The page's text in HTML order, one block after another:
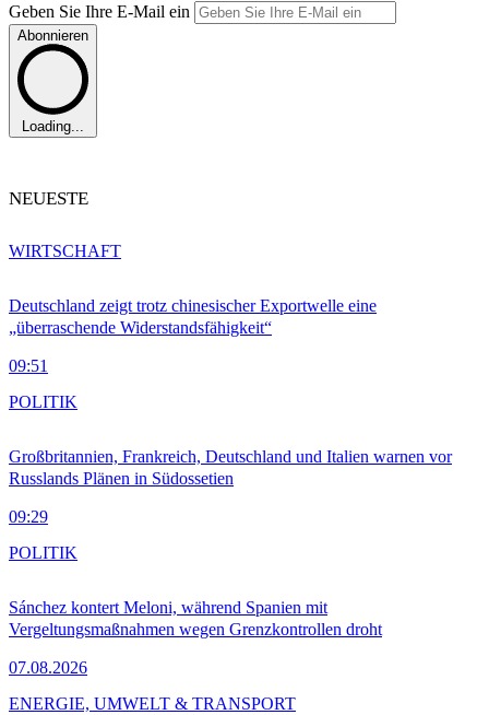
Geben Sie Ihre E-Mail ein
Abonnieren
Loading...
NEUESTE
Deutschland zeigt trotz chinesischer Exportwelle eine
„überraschende Widerstandsfähigkeit“
09:51
WIRTSCHAFT
Großbritannien, Frankreich, Deutschland und Italien warnen vor
Russlands Plänen in Südossetien
09:29
POLITIK
Sánchez kontert Meloni, während Spanien mit
Vergeltungsmaßnahmen wegen Grenzkontrollen droht
07.08.2026
POLITIK
ENERGIE, UMWELT & TRANSPORT